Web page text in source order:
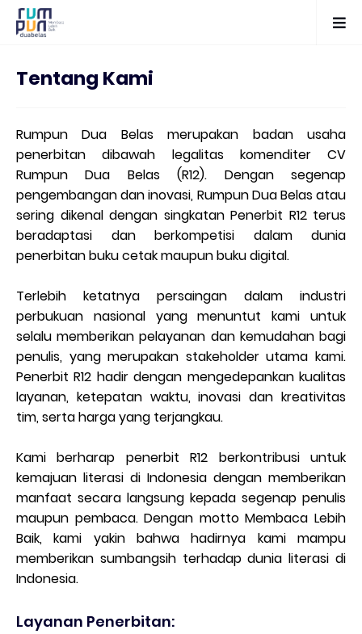
Tentang Kami
Rumpun Dua Belas merupakan badan usaha
penerbitan dibawah legalitas komenditer CV
Rumpun Dua Belas (R12). Dengan segenap
pengembangan dan inovasi, Rumpun Dua Belas atau
sering dikenal dengan singkatan Penerbit R12 terus
beradaptasi dan berkompetisi dalam dunia
penerbitan buku cetak maupun buku digital.
Terlebih ketatnya persaingan dalam industri
perbukuan nasional yang menuntut kami untuk
selalu memberikan pelayanan dan kemudahan bagi
penulis, yang merupakan stakeholder utama kami.
Penerbit R12 hadir dengan mengedepankan kualitas
layanan, ketepatan waktu, inovasi dan kreativitas
tim, serta harga yang terjangkau.
Kami berharap penerbit R12 berkontribusi untuk
kemajuan literasi di Indonesia dengan memberikan
manfaat secara langsung kepada segenap penulis
maupun pembaca. Dengan motto Membaca Lebih
Baik, kami yakin bahwa hadirnya kami mampu
memberikan sumbangsih terhadap dunia literasi di
Indonesia.
Layanan Penerbitan: